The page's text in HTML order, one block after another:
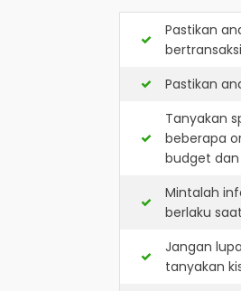
Pastikan
Pastikan
Tanyakan
beberapa
budget
Mintalah
berlaku
Jangan
tanyakan